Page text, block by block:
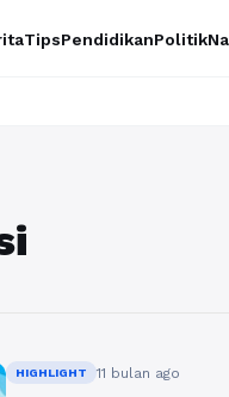
TipsPendidikanPolitik
HIGHLIGHT 11 bulan ago